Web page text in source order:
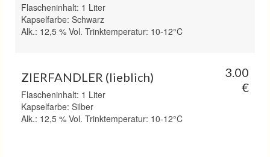
Flascheninhalt: 1 Liter
Kapselfarbe: Schwarz
Alk.: 12,5 % Vol. Trinktemperatur: 10-12°C
ZIERFANDLER (lieblich)
Flascheninhalt: 1 Liter
Kapselfarbe: Silber
Alk.: 12,5 % Vol. Trinktemperatur: 10-12°C
3.00
€